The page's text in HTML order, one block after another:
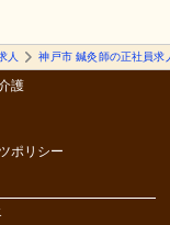
人 神戸市 鍼灸師の正社員求
護
ポリシー